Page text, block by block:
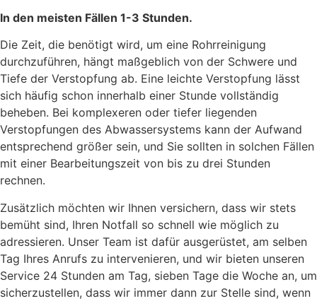
In den meisten Fällen 1-3 Stunden.
Die Zeit, die benötigt wird, um eine Rohrreinigung
durchzuführen, hängt maßgeblich von der Schwere und
Tiefe der Verstopfung ab. Eine leichte Verstopfung lässt
sich häufig schon innerhalb einer Stunde vollständig
beheben. Bei komplexeren oder tiefer liegenden
Verstopfungen des Abwassersystems kann der Aufwand
entsprechend größer sein, und Sie sollten in solchen Fällen
mit einer Bearbeitungszeit von bis zu drei Stunden
rechnen.
Zusätzlich möchten wir Ihnen versichern, dass wir stets
bemüht sind, Ihren Notfall so schnell wie möglich zu
adressieren. Unser Team ist dafür ausgerüstet, am selben
Tag Ihres Anrufs zu intervenieren, und wir bieten unseren
Service 24 Stunden am Tag, sieben Tage die Woche an, um
sicherzustellen, dass wir immer dann zur Stelle sind, wenn